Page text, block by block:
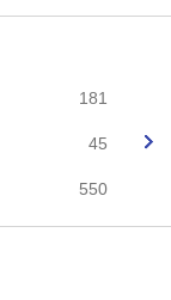
181
45
550